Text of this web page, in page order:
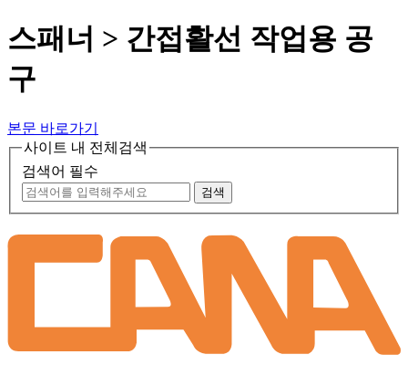
스패너 > 간접활선 작업용 공
구
본문 바로가기
사이트 내 전체검색
검색어 필수
검색